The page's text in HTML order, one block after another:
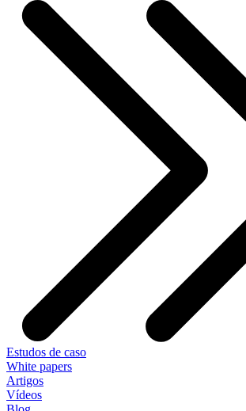
Estudos de caso
White papers
Artigos
Vídeos